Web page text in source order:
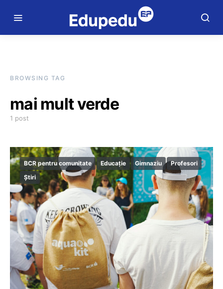
BROWSING TAG
mai mult verde
1 post
BCR pentru comunitate Educație Gimnaziu
Profesori
Știri